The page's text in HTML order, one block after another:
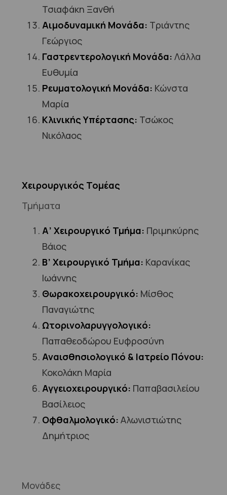
Τσιαφάκη Ξανθή
Αιμοδυναμική Μονάδα: Τριάντης
Γεώργιος
Γαστρεντερολογική Μονάδα: Λάλλα
Ευθυμία
Ρευματολογική Μονάδα: Κώνστα
Μαρία
Κλινικής Υπέρτασης: Τσώκος
Νικόλαος
Χειρουργικός Τομέας
Τμήματα
Α’ Χειρουργικό Τμήμα: Πριμηκύρης
Βάιος
Β’ Χειρουργικό Τμήμα: Καρανίκας
Ιωάννης
Θωρακοχειρουργικό: Μίσθος
Παναγιώτης
Ωτορινολαρυγγολογικό:
Παπαθεοδώρου Ευφροσύνη
Αναισθησιολογικό & Ιατρείο Πόνου:
Κοκολάκη Μαρία
Αγγειοχειρουργικό: Παπαβασιλείου
Βασίλειος
Οφθαλμολογικό: Αλωνιστιώτης
Δημήτριος
Μονάδες